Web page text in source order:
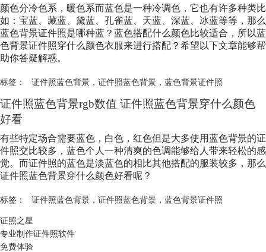
颜色分冷色系，暖色系而蓝色是一种冷调色，它也有许多种类比
如：宝蓝、藏蓝、黛蓝、孔雀蓝、天蓝、深蓝、冰蓝等等，那么
蓝色背景证件照是哪种蓝？蓝色搭配什么颜色比较适合，所以蓝
色背景证件照穿什么颜色衣服来进行搭配？希望以下文章能够帮
助你答疑解惑。
标签： 证件照蓝色背景， 证件照蓝色背景， 蓝色背景证件照
证件照蓝色背景rgb数值 证件照蓝色背景穿什么颜色
好看
有些特定场合需要蓝色，白色，红色但是大多使用蓝色背景的证
件照交比较多，蓝色个人一种清爽的色调能够给人带来轻松的感
觉。而证件照的蓝色是淡蓝色的相比其他搭配的服装较多，那么
证件照蓝色背景穿什么颜色好看呢？
标签： 证件照蓝色背景， 证件照蓝色背景， 蓝色背景证件照
证照之星
专业制作证件照软件
免费体验